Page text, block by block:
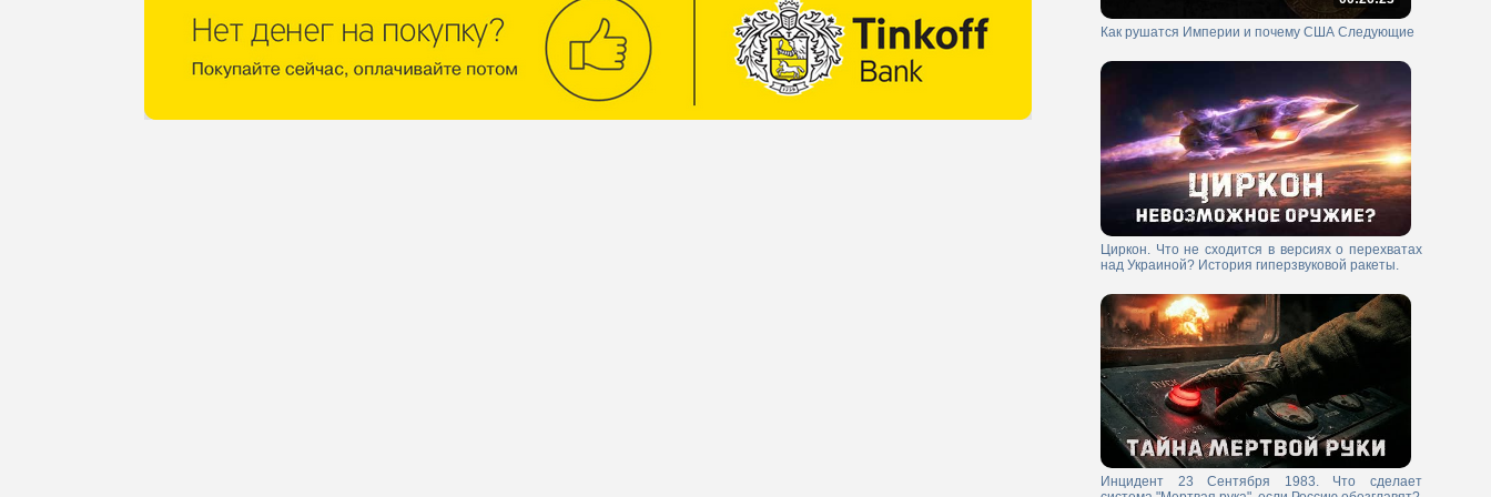
Как рушатся Империи и почему США Следующие
Циркон. Что не сходится в версиях о перехватах
над Украиной? История гиперзвуковой ракеты.
Инцидент 23 Сентября 1983. Что сделает